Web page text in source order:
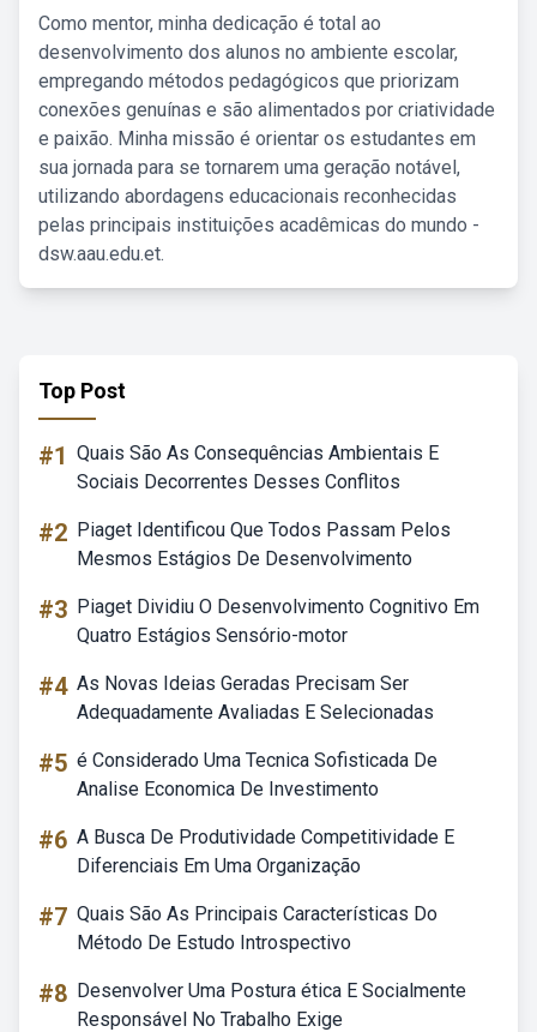
Como mentor, minha dedicação é total ao
desenvolvimento dos alunos no ambiente escolar,
empregando métodos pedagógicos que priorizam
conexões genuínas e são alimentados por criatividade
e paixão. Minha missão é orientar os estudantes em
sua jornada para se tornarem uma geração notável,
utilizando abordagens educacionais reconhecidas
pelas principais instituições acadêmicas do mundo -
dsw.aau.edu.et.
Top Post
#1 Quais São As Consequências Ambientais E
Sociais Decorrentes Desses Conflitos
#2 Piaget Identificou Que Todos Passam Pelos
Mesmos Estágios De Desenvolvimento
#3 Piaget Dividiu O Desenvolvimento Cognitivo Em
Quatro Estágios Sensório-motor
#4 As Novas Ideias Geradas Precisam Ser
Adequadamente Avaliadas E Selecionadas
#5 é Considerado Uma Tecnica Sofisticada De
Analise Economica De Investimento
#6 A Busca De Produtividade Competitividade E
Diferenciais Em Uma Organização
#7 Quais São As Principais Características Do
Método De Estudo Introspectivo
#8 Desenvolver Uma Postura ética E Socialmente
Responsável No Trabalho Exige